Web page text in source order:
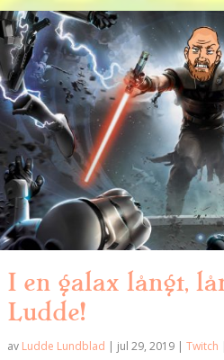
I en galax långt,
Ludde!
av Ludde Lundblad | jul 29, 2019 | Twitch